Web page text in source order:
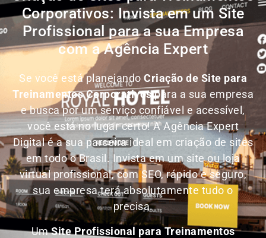
Corporativos: Invista em um Site
Profissional para a sua Empresa
com a Agência Expert
Se você está planejando Criação de Site para
Treinamentos Corporativospara a sua empresa
e busca por um serviço confiável e acessível,
você está no lugar certo! A Agência Expert
Digital é a sua parceira ideal em criação de sites
em todo o Brasil. Invista em um site ou loja
virtual profissional, com SEO, rápido e seguro,
sua empresa terá absolutamente tudo o
precisa.
UmSite Profissional para Treinamentos